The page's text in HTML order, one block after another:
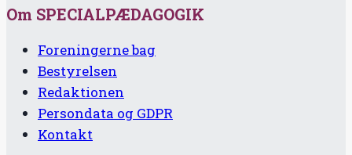
Om SPECIALPÆDAGOGIK
Foreningerne bag
Bestyrelsen
Redaktionen
Persondata og GDPR
Kontakt